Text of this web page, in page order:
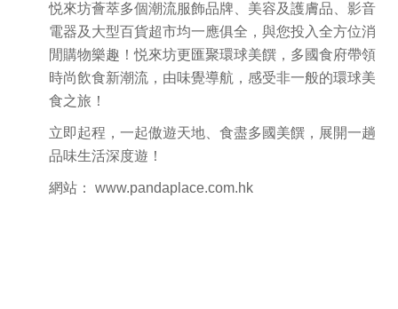
悦來坊薈萃多個潮流服飾品牌、美容及護膚品、影音
電器及大型百貨超市均一應俱全，與您投入全方位消
閒購物樂趣！悦來坊更匯聚環球美饌，多國食府帶領
時尚飲食新潮流，由味覺導航，感受非一般的環球美
食之旅！
立即起程，一起傲遊天地、食盡多國美饌，展開一趟
品味生活深度遊！
網站： www.pandaplace.com.hk